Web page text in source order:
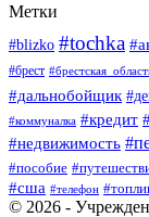
Метки
#blizko #tochka
#брест
#дальнобойщик
#коммуналка #кредит
#недвижимость
#пособие
#сша #телефон
© 2026 -